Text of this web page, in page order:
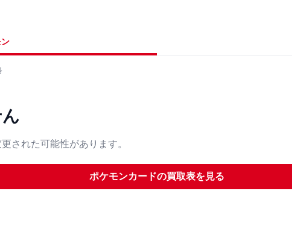
された可能性があります。
ポケモンカードの買取表を見る